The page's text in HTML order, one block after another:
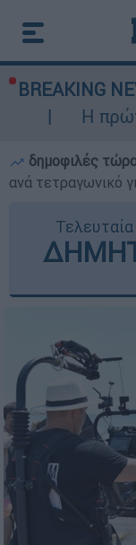
BREAKING
δήλωση
δημοφιλές
ανά τετραγωνικό
Τελευταία